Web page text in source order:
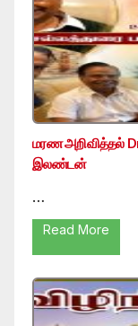
மரண அறிவித்தல்
இலண்டன்
…
Read More